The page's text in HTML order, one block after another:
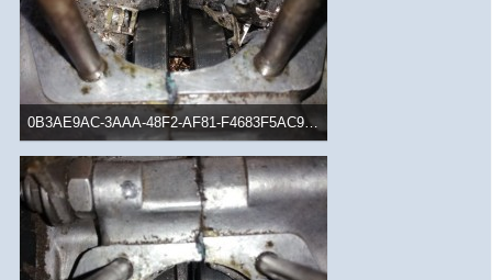
0B3AE9AC-3AAA-48F2-AF81-F4683F5AC959.jpeg
168,8 kB, 1.040×780, 1.376 mal angesehen